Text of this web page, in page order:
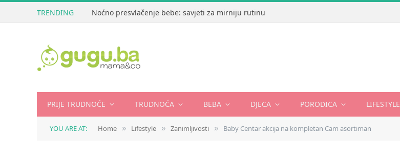
TRENDING Noćno presvlačenje bebe: savjeti za mirniju rutinu
PRIJE TRUDNOĆE TRUDNOĆA BEBA DJECA PORODICA LIFESTYLE
YOU ARE AT: Home » Lifestyle » Zanimljivosti » Baby Centar akcija na kompletan Cam asortiman